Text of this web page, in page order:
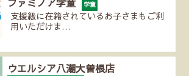
学童
支援級に在籍されているお子さまもご利
用いただけま…
ウエルシア八潮大曽根店